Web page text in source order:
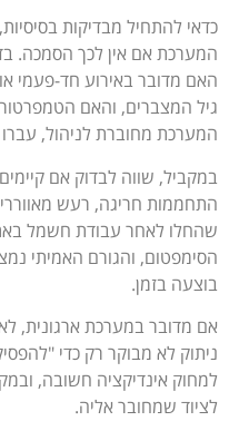
כדאי להתחיל מבדיקות
המערכת אם אין לכך הסמכה.
האם מדובר באירוע חד-פעמי
גיל המצברים, והאם
המערכת מחוברת לניהול,
במקביל, שווה לבדוק אם
התחממות חריגה, רעש
שהחלו לאחר עבודת חשמל
הסימפטום, והגורם האמיתי
בוצעה בזמן.
אם מדובר במערכת ארגונית,
ניתוק לא מבוקר רק כדי
למחוק אינדיקציה חשובה,
לציוד שמחובר אליה.